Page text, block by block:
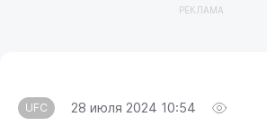
РЕКЛАМА
UFC 28 июля 2024 10:54